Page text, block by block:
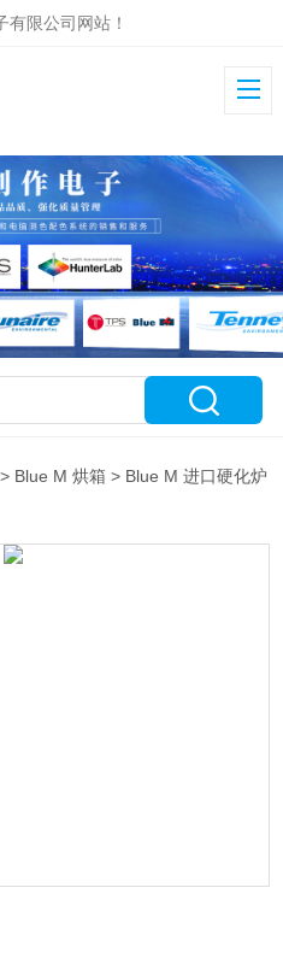
限公司网站！
Blue M 烘箱 > Blue M 进口硬化炉